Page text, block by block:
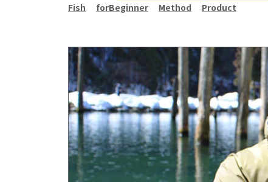
Fish forBeginner Method Product